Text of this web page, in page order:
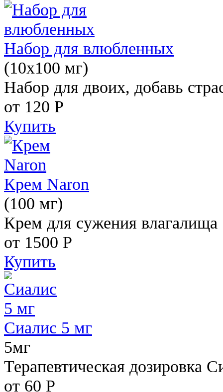
Набор для влюбленных
(10х100 мг)
Набор для двоих, добавь
от 120 Р
Купить
Крем Naron
(100 мг)
Крем для сужения влагалища
от 1500 Р
Купить
Сиалис 5 мг
5мг
Терапевтическая дозировка
от 60 Р